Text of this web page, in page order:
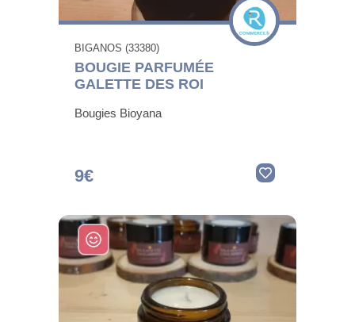
BIGANOS (33380)
BOUGIE PARFUMÉE
GALETTE DES ROI
Bougies Bioyana
9€